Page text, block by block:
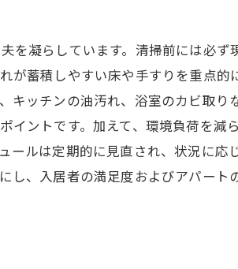
を凝らしています。清掃前には必ず
が蓄積しやすい床や手すりを重点的
キッチンの油汚れ、浴室のカビ取り
イントです。加えて、環境負荷を減
ールは定期的に見直され、状況に応
し、入居者の満足度およびアパート